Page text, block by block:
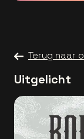
Terug naar
Uitgelicht